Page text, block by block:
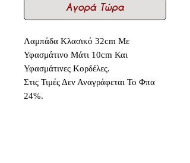
Αγορά Τώρα
Λαμπάδα Κλασικό 32cm Με
Υφασμάτινο Μάτι 10cm Και
Υφασμάτινες Κορδέλες.
Στις Τιμές Δεν Αναγράφεται Το Φπα
24%.